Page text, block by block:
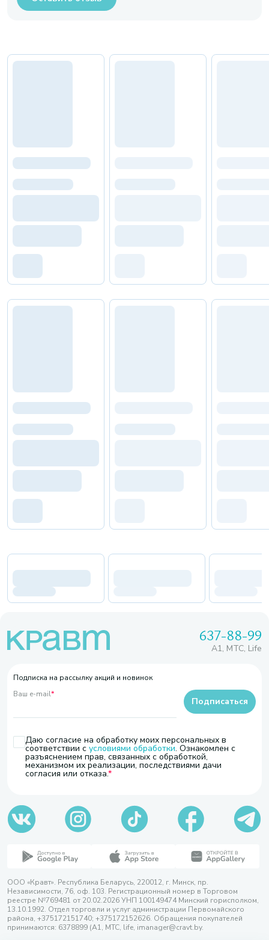
637-88-99
A1, МТС, Life
Подписка на рассылку акций и новинок
Ваш e-mail*
Даю согласие на обработку моих персональных в
соответствии с условиями обработки. Ознакомлен с
разъяснением прав, связанных с обработкой,
механизмом их реализации, последствиями дачи
согласия или отказа.
Подписаться
ООО «Кравт». Республика Беларусь, 220012, г. Минск, пр.
Независимости, 76, оф. 103. Регистрационный номер в Торговом
реестре №769481 от 20.02.2026 УНП 100149474 Минский горисполком,
13.10.1992. Отдел торговли и услуг администрации Первомайского
района, +375172151740; +375172152626. Обращения покупателей
принимаются: 6378899 (А1, МТС, life, imanager@cravt.by.